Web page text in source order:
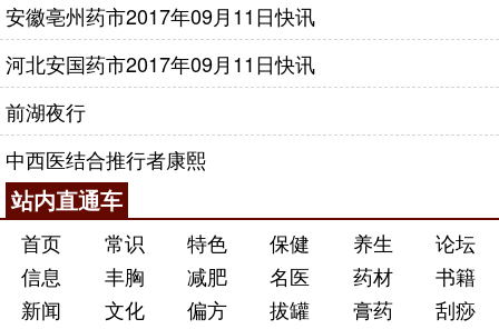
安徽亳州药市2017年09月11日快讯
河北安国药市2017年09月11日快讯
前湖夜行
中西医结合推行者康熙
站内直通车
首页 常识 特色 保健 养生
论坛
信息
丰胸 减肥 名医 药材
书籍
新闻
文化 偏方 拔罐 膏药
刮痧